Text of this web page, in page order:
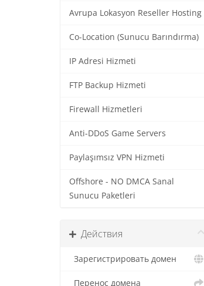
Avrupa Lokasyon Reseller Hosting
Co-Location (Sunucu Barındırma)
IP Adresi Hizmeti
FTP Backup Hizmeti
Firewall Hizmetleri
Anti-DDoS Game Servers
Paylaşımsız VPN Hizmeti
Offshore - NO DMCA Sanal
Sunucu Paketleri
Действия
Зарегистрировать домен
Перенос домена